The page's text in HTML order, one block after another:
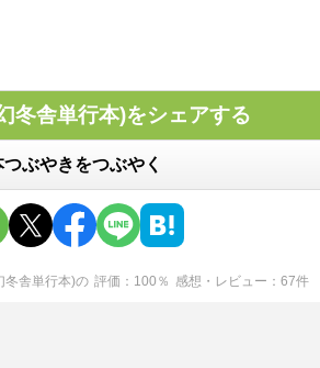
冬舎単行本)をシェアする
つぶやきをつぶやく
冬舎単行本)の 評価 100 ％ 感想・レビュー 67件